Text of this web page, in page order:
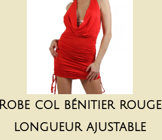
Robe col bénitier rouge
longueur ajustable